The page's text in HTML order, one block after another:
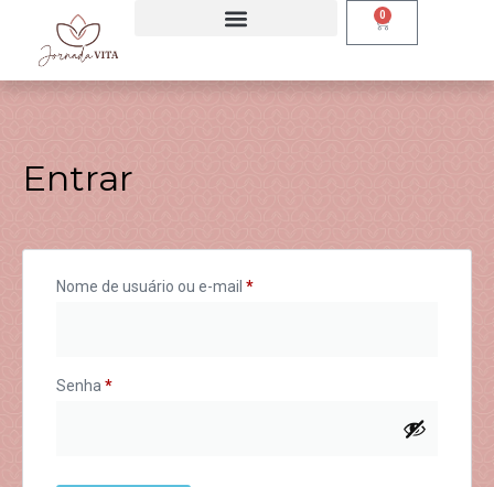
0
Entrar
Nome de usuário ou e-mail *
Senha *